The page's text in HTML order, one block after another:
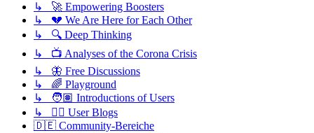
↳ 🚀 Empowering Boosters
↳ 💔 We Are Here for Each Other
↳ 🔍 Deep Thinking
↳ 📺 Analyses of the Corona Crisis
↳ 🦋 Free Discussions
↳ 🌈 Playground
↳ 🧑🏽 Introductions of Users
↳ ✍🏽 User Blogs
🇩🇪 Community-Bereiche